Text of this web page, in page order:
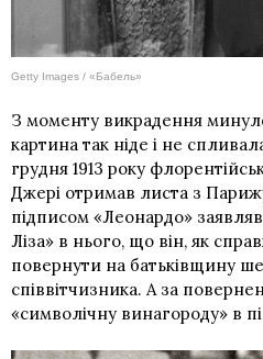
Getty Images / «Бабель»
З моменту викрадення
картина так ніде і не
грудня 1913 року
Джері отримав листа з
підписом «Леонардо»
Ліза» в нього, що він, як
повернути на батьківщину
співвітчизника. А за
«символічну винагороду» в